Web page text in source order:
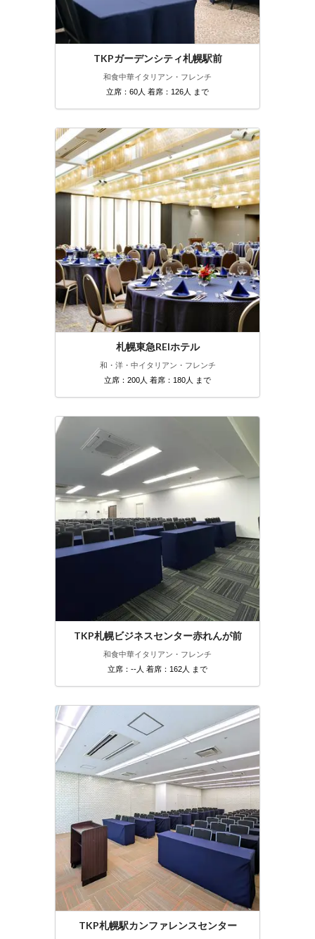
TKPガーデンシティ札幌駅前
和食中華イタリアン・フレンチ
立席：60人 着席：126人 まで
札幌東急REIホテル
和・洋・中イタリアン・フレンチ
立席：200人 着席：180人 まで
TKP札幌ビジネスセンター赤れんが前
和食中華イタリアン・フレンチ
立席：--人 着席：162人 まで
TKP札幌駅カンファレンスセンター